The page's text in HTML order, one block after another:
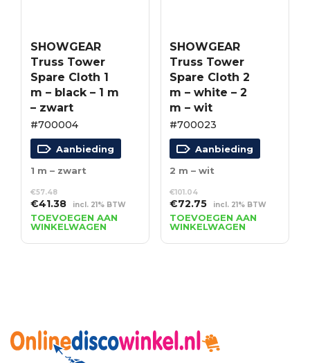
SHOWGEAR
Truss Tower
Spare Cloth 1
m – black – 1 m
– zwart
#700004
Aanbieding
1 m – zwart
€57.48
Oorspronkelijke
prijs
was:
€57.48.
€41.38Huidige
prijs
is:
€41.38.
incl. 21% BTW
TOEVOEGEN AAN
WINKELWAGEN
SHOWGEAR
Truss Tower
Spare Cloth 2
m – white – 2
m – wit
#700023
Aanbieding
2 m – wit
€101.04
Oorspronkelijke
prijs
was:
€101.04.
€72.75Huidige
prijs
is:
€72.75.
incl. 21% BTW
TOEVOEGEN AAN
WINKELWAGEN